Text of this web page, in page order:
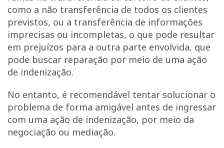
como a não transferência de todos os clientes
previstos, ou a transferência de informações
imprecisas ou incompletas, o que pode resultar
em prejuízos para a outra parte envolvida, que
pode buscar reparação por meio de uma ação
de indenização.
No entanto, é recomendável tentar solucionar o
problema de forma amigável antes de ingressar
com uma ação de indenização, por meio da
negociação ou mediação.